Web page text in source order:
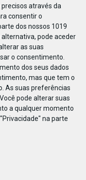
através da
consentir o
dos nossos 1019
pode aceder
as suas
o consentimento.
dos seus dados
mas que tem o
As suas preferências
pode alterar suas
a qualquer momento
na parte